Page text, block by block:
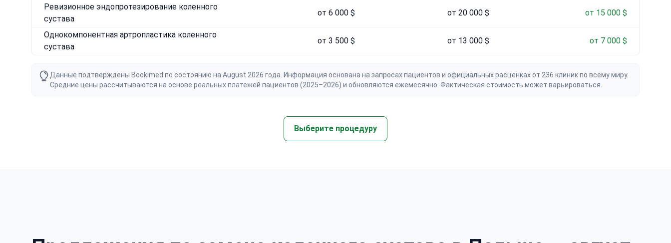
Ревизионное эндопротезирование коленного
сустава
от 6 000 $ от 20 000 $ от 15 000 $
Однокомпонентная артропластика коленного
сустава
от 3 500 $ от 13 000 $ от 7 000 $
Данные подтверждены Bookimed по состоянию на August 2026 года. Информация основана на запросах пациентов и официальных расценках от 236 клиник по всему миру.
Средние цены рассчитываются на основе реальных платежей пациентов (2025–2026) и обновляются ежемесячно. Фактическая стоимость может варьироваться.
Выберите процедуру